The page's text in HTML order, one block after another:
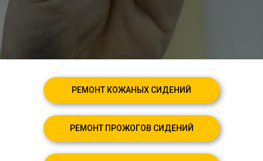
РЕМОНТ КОЖАНЫХ СИДЕНИЙ
РЕМОНТ ПРОЖОГОВ СИДЕНИЙ